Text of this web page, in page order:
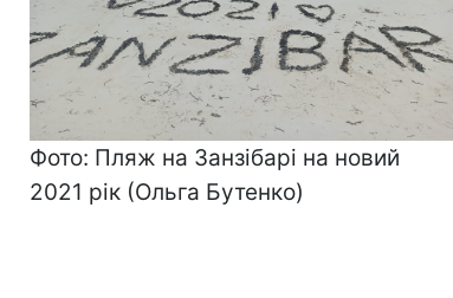
Фото: Пляж на Занзібарі на новий
2021 рік (Ольга Бутенко)